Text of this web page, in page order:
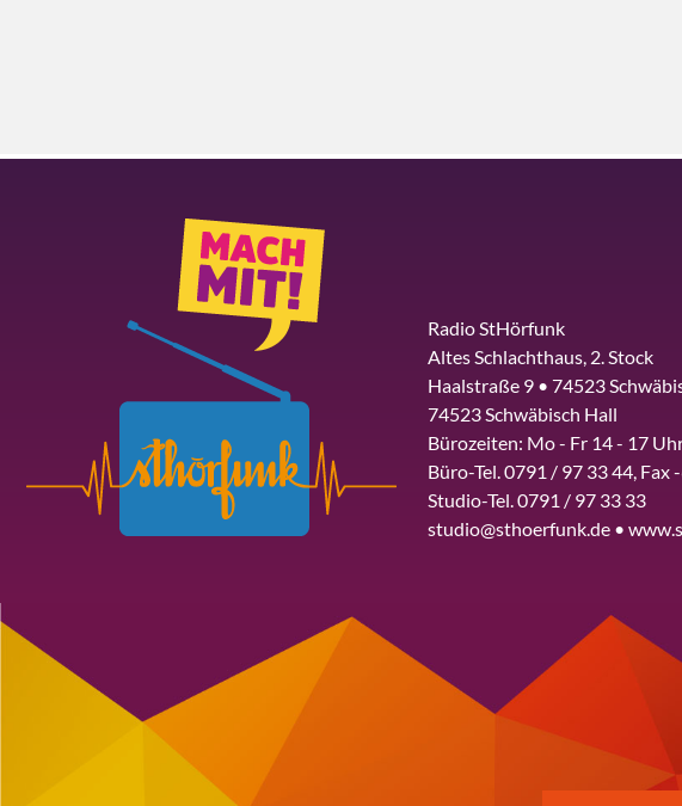
Radio StHörfunk
Altes Schlachthaus, 2. Stock
Haalstraße 9 • 74523
74523 Schwäbisch Hall
Bürozeiten: Mo - Fr 14 - 17
Büro-Tel. 0791 / 97 33 44, Fax
Studio-Tel. 0791 / 97 33 33
studio@sthoerfunk.de •